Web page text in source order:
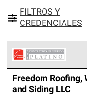
FILTROS Y
CREDENCIALES
Corning constituyen
exclusiva y cumplen
Freedom Roofing,
and Siding LLC